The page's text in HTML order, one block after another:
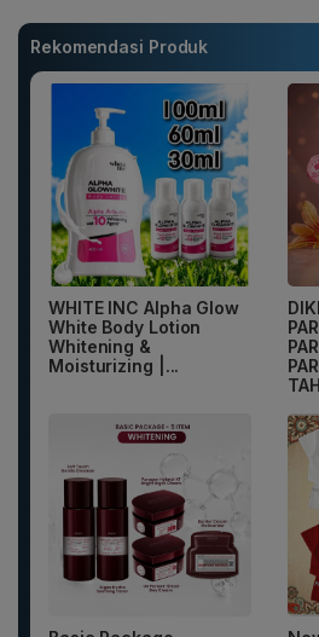
Rekomendasi Produk
WHITE INC Alpha Glow
White Body Lotion
Whitening &
Moisturizing |...